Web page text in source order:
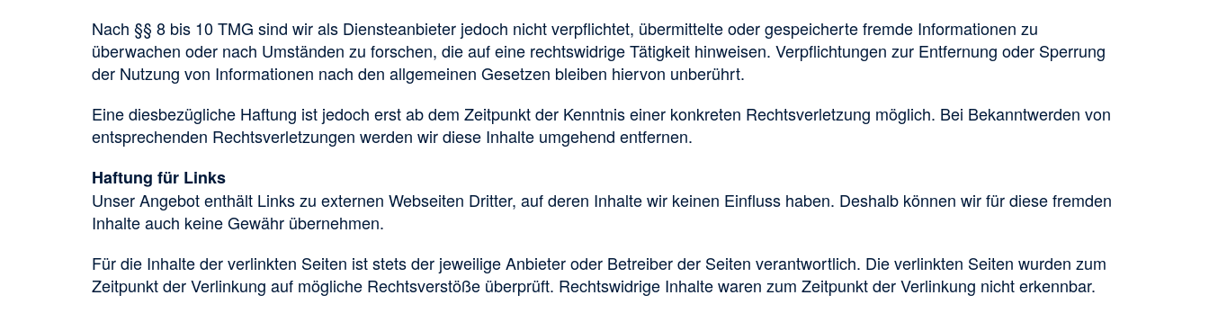
Nach §§ 8 bis 10 TMG sind wir als Diensteanbieter jedoch nicht verpflichtet, übermittelte oder gespeicherte fremde Informationen zu
überwachen oder nach Umständen zu forschen, die auf eine rechtswidrige Tätigkeit hinweisen. Verpflichtungen zur Entfernung oder Sperrung
der Nutzung von Informationen nach den allgemeinen Gesetzen bleiben hiervon unberührt.
Eine diesbezügliche Haftung ist jedoch erst ab dem Zeitpunkt der Kenntnis einer konkreten Rechtsverletzung möglich. Bei Bekanntwerden von
entsprechenden Rechtsverletzungen werden wir diese Inhalte umgehend entfernen.
Haftung für Links
Unser Angebot enthält Links zu externen Webseiten Dritter, auf deren Inhalte wir keinen Einfluss haben. Deshalb können wir für diese fremden
Inhalte auch keine Gewähr übernehmen.
Für die Inhalte der verlinkten Seiten ist stets der jeweilige Anbieter oder Betreiber der Seiten verantwortlich. Die verlinkten Seiten wurden zum
Zeitpunkt der Verlinkung auf mögliche Rechtsverstöße überprüft. Rechtswidrige Inhalte waren zum Zeitpunkt der Verlinkung nicht erkennbar.